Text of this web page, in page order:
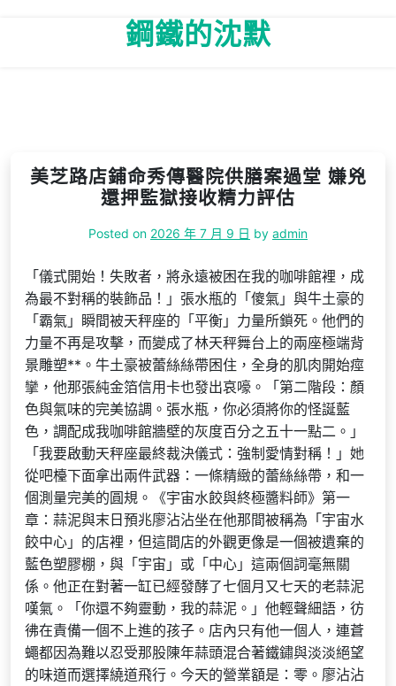
鋼鐵的沈默
美芝路店鋪命秀傳醫院供膳案過堂 嫌兇
還押監獄接收精力評估
Posted on 2026 年 7 月 9 日 by admin
「儀式開始！失敗者，將永遠被困在我的咖啡館裡，成
為最不對稱的裝飾品！」張水瓶的「傻氣」與牛土豪的
「霸氣」瞬間被天秤座的「平衡」力量所鎖死。他們的
力量不再是攻擊，而變成了林天秤舞台上的兩座極端背
景雕塑**。牛土豪被蕾絲絲帶困住，全身的肌肉開始痙
攣，他那張純金箔信用卡也發出哀嚎。「第二階段：顏
色與氣味的完美協調。張水瓶，你必須將你的怪誕藍
色，調配成我咖啡館牆壁的灰度百分之五十一點二。」
「我要啟動天秤座最終裁決儀式：強制愛情對稱！」她
從吧檯下面拿出兩件武器：一條精緻的蕾絲絲帶，和一
個測量完美的圓規。《宇宙水餃與終極醬料師》第一
章：蒜泥與末日預兆廖沾沾坐在他那間被稱為「宇宙水
餃中心」的店裡，但這間店的外觀更像是一個被遺棄的
藍色塑膠棚，與「宇宙」或「中心」這兩個詞毫無關
係。他正在對著一缸已經發酵了七個月又七天的老蒜泥
嘆氣。「你還不夠靈動，我的蒜泥。」他輕聲細語，彷
彿在責備一個不上進的孩子。店內只有他一個人，連蒼
蠅都因為難以忍受那股陳年蒜頭混合著鐵鏽與淡淡絕望
的味道而選擇繞道飛行。今天的營業額是：零。廖沾沾